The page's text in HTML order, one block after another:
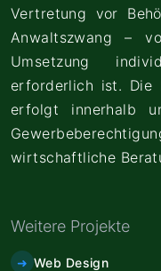
Vertretung vor
Anwaltszwang –
Umsetzung
erforderlich ist. Die
erfolgt innerhalb
wirtschaftliche
Weitere Projekte
Web Design